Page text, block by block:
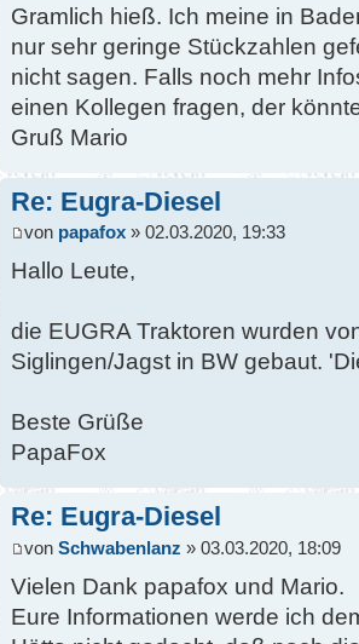
Gramlich hieß. Ich meine in
nur sehr geringe Stückzahlen
nicht sagen. Falls noch mehr
einen Kollegen fragen, der
Gruß Mario
Re: Eugra-Diesel
von papafox » 02.03.2020, 19:33
Hallo Leute,
die EUGRA Traktoren wurden
Siglingen/Jagst in BW gebaut.
Beste Grüße
PapaFox
Re: Eugra-Diesel
von Schwabenlanz » 03.03.2020, 18:09
Vielen Dank papafox und Mario.
Eure Informationen werde ich